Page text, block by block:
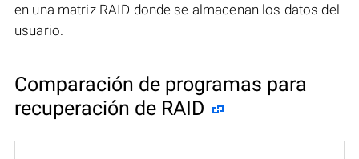
en una matriz RAID donde se almacenan los datos del
usuario.
Comparación de programas para
recuperación de RAID